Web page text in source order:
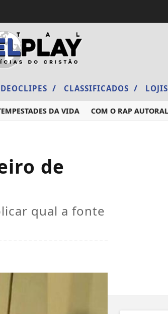
/ CLASSIFICADOS /
DA VIDA COM O RAP AUTORAL
de
qual a fonte